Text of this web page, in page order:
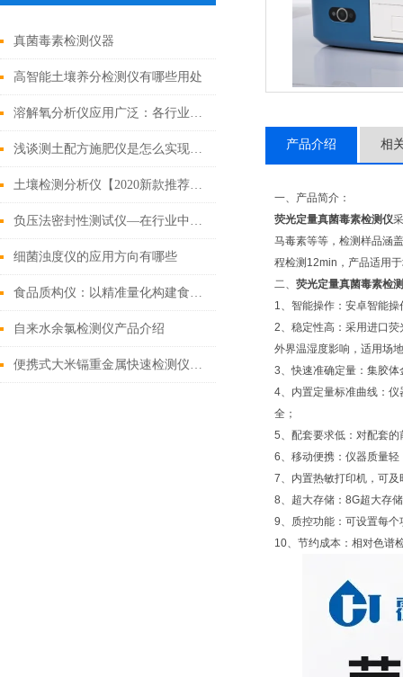
真菌毒素检测仪器
高智能土壤养分检测仪有哪些用处
溶解氧分析仪应用广泛：各行业实际用途一览
浅谈测土配方施肥仪是怎么实现工作的？
土壤检测分析仪【2020新款推荐】土壤检测分析仪
负压法密封性测试仪—在行业中存在的重要意义
细菌浊度仪的应用方向有哪些
食品质构仪：以精准量化构建食品品质管控解决方案
自来水余氯检测仪产品介绍
便携式大米镉重金属快速检测仪如何选择
产品介绍 相
一、产品简介：
荧光定量真菌毒素检测仪
马毒素等等，检测样品涵
程检测12min，产品适用
二、 荧光定量真菌毒素检
1、智能操作：安卓智能
2、稳定性高：采用进口
外界温湿度影响，适用场
3、快速准确定量：集胶
4、内置定量标准曲线：
全；
5、配套要求低：对配套
6、移动便携：仪器质量
7、内置热敏打印机，可
8、超大存储：8G超大存
9、质控功能：可设置每
10、节约成本：相对色谱